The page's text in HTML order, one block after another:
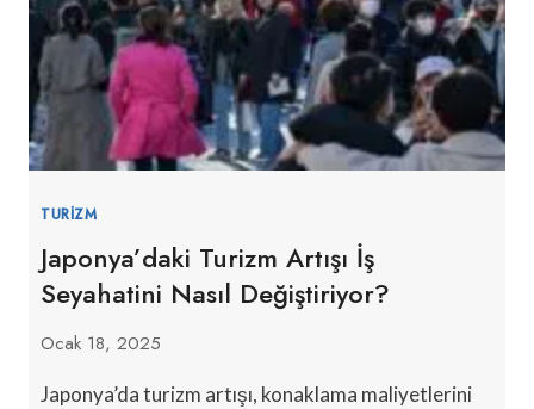
TURIZM
Japonya’daki Turizm Artışı İş
Seyahatini Nasıl Değiştiriyor?
Ocak 18, 2025
Japonya’da turizm artışı, konaklama maliyetlerini